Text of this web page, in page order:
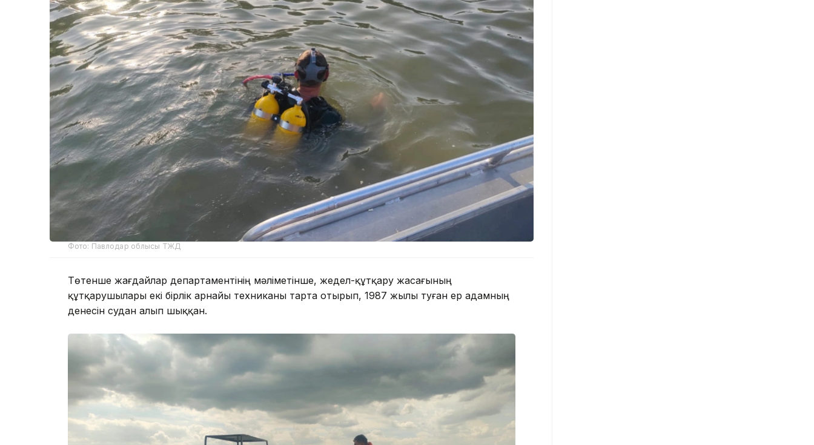
Фото: Павлодар облысы ТЖД
Төтенше жағдайлар департаментінің мәліметінше, жедел-құтқару жасағының
құтқарушылары екі бірлік арнайы техниканы тарта отырып, 1987 жылы туған ер адамның
денесін судан алып шыққан.